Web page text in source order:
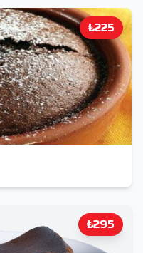
₺225
₺295